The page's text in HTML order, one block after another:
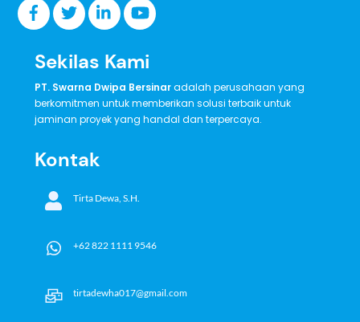
Sekilas Kami
PT. Swarna Dwipa Bersinaradalah perusahaan yang
berkomitmen untuk memberikan solusi terbaik untuk
jaminan proyek yang handal dan terpercaya.
Kontak
Tirta Dewa, S.H.
+62 822 1111 9546
tirtadewha017@gmail.com